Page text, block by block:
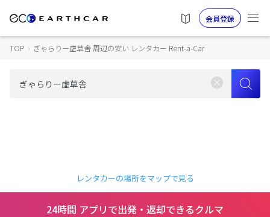
会員登録
TOP › ぎゃらりー虚草舎 周辺の安い レンタカー Rent-a-Car
レンタカーの場所をマップで見る
24時間 アプリで出発・返却できるクルマ